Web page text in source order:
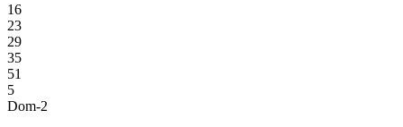
16
23
29
35
51
5
Dom-2